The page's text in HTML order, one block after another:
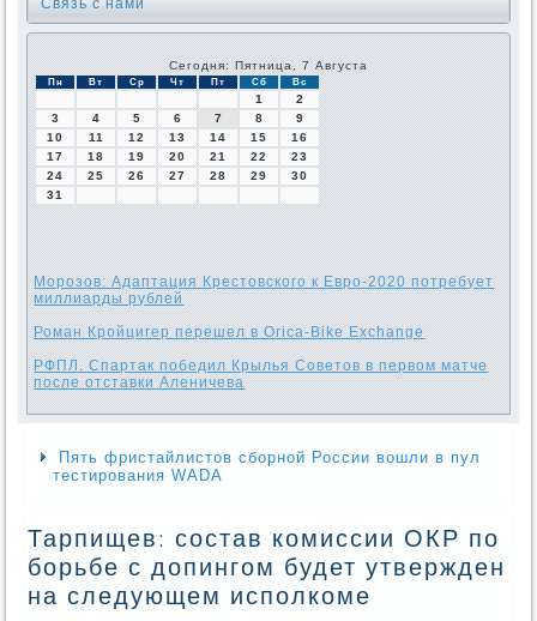
Связь с нами
Сегодня: Пятница, 7 Августа
Пн Вт Ср Чт Пт Сб Вс
1
2
3
4 5 6 7 8
9
10
11 12 13 14 15
16
17
18 19 20 21 22
23
24
25 26 27 28 29
30
31
Морозов: Адаптация Крестовского к Евро-2020 потребует
миллиарды рублей
Роман Кройцигер перешел в Orica-Bike Exchange
РФПЛ. Спартак победил Крылья Советов в первом матче
после отставки Аленичева
Пять фристайлистов сборной России вошли в пул
тестирования WADA
Тарпищев: состав комиссии ОКР по
борьбе с допингом будет утвержден
на следующем исполкоме